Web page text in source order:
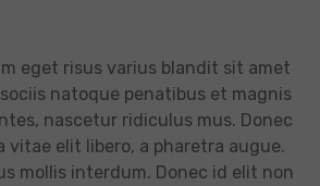
eget risus varius blandit sit amet
natoque penatibus et magnis
nascetur ridiculus mus. Donec
vitae elit libero, a pharetra augue.
mollis interdum. Donec id elit non